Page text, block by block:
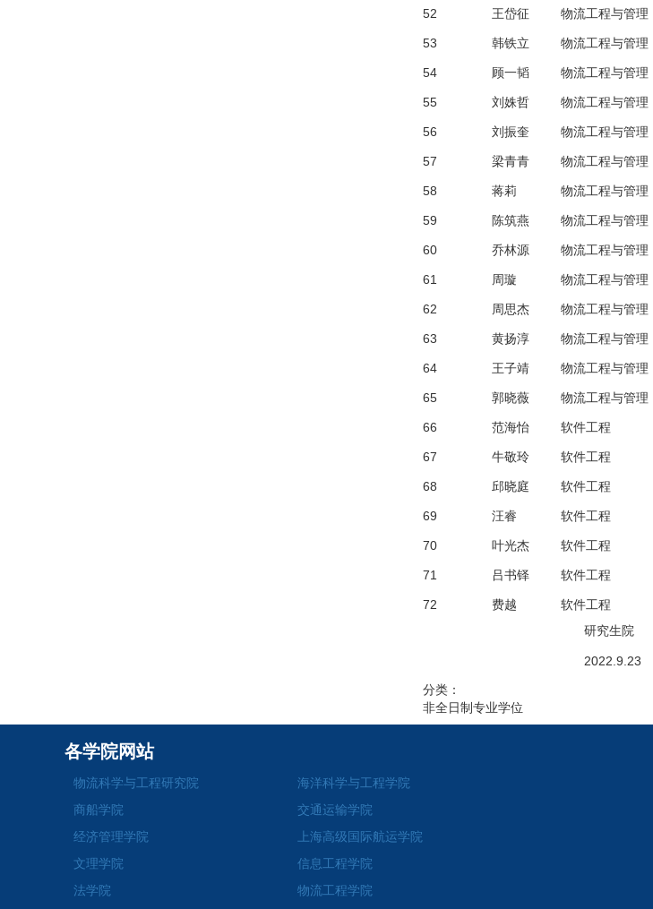
52 王岱征 物流工程与管理
53 韩铁立 物流工程与管理
54 顾一韬 物流工程与管理
55 刘姝哲 物流工程与管理
56 刘振奎 物流工程与管理
57 梁青青 物流工程与管理
58 蒋莉 物流工程与管理
59 陈筑燕 物流工程与管理
60 乔林源 物流工程与管理
61 周璇 物流工程与管理
62 周思杰 物流工程与管理
63 黄扬淳 物流工程与管理
64 王子靖 物流工程与管理
65 郭晓薇 物流工程与管理
66 范海怡 软件工程
67 牛敬玲 软件工程
68 邱晓庭 软件工程
69 汪睿 软件工程
70 叶光杰 软件工程
71 吕书铎 软件工程
72 费越 软件工程
研究生院
2022.9.23
分类：
非全日制专业学位
各学院网站
物流科学与工程研究院
海洋科学与工程学院
商船学院
交通运输学院
经济管理学院
上海高级国际航运学院
文理学院
信息工程学院
法学院
物流工程学院